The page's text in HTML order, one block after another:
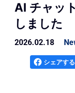
AI チャッ
しました
2026.02.18
シェアする